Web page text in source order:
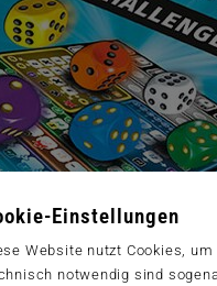
Einstellungen
Website nutzt Cookies,
notwendig sind